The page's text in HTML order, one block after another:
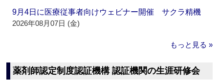
9月4日に医療従事者向けウェビナー開催 サクラ精機
2026年08月07日 (金)
もっと見る »
薬剤師認定制度認証機構 認証機関の生涯研修会